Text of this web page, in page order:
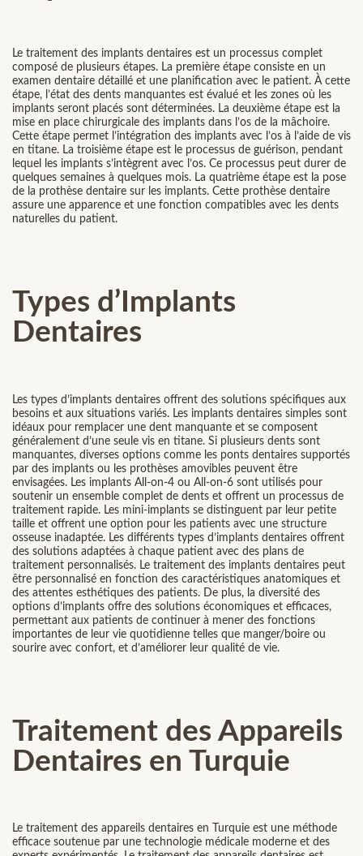
Le traitement des implants dentaires est un processus complet
composé de plusieurs étapes. La première étape consiste en un
examen dentaire détaillé et une planification avec le patient. À cette
étape, l’état des dents manquantes est évalué et les zones où les
implants seront placés sont déterminées. La deuxième étape est la
mise en place chirurgicale des implants dans l’os de la mâchoire.
Cette étape permet l’intégration des implants avec l’os à l’aide de vis
en titane. La troisième étape est le processus de guérison, pendant
lequel les implants s’intègrent avec l’os. Ce processus peut durer de
quelques semaines à quelques mois. La quatrième étape est la pose
de la prothèse dentaire sur les implants. Cette prothèse dentaire
assure une apparence et une fonction compatibles avec les dents
naturelles du patient.
Types d’Implants
Dentaires
Les types d’implants dentaires offrent des solutions spécifiques aux
besoins et aux situations variés. Les implants dentaires simples sont
idéaux pour remplacer une dent manquante et se composent
généralement d’une seule vis en titane. Si plusieurs dents sont
manquantes, diverses options comme les ponts dentaires supportés
par des implants ou les prothèses amovibles peuvent être
envisagées. Les implants All-on-4 ou All-on-6 sont utilisés pour
soutenir un ensemble complet de dents et offrent un processus de
traitement rapide. Les mini-implants se distinguent par leur petite
taille et offrent une option pour les patients avec une structure
osseuse inadaptée. Les différents types d’implants dentaires offrent
des solutions adaptées à chaque patient avec des plans de
traitement personnalisés. Le traitement des implants dentaires peut
être personnalisé en fonction des caractéristiques anatomiques et
des attentes esthétiques des patients. De plus, la diversité des
options d’implants offre des solutions économiques et efficaces,
permettant aux patients de continuer à mener des fonctions
importantes de leur vie quotidienne telles que manger/boire ou
sourire avec confort, et d’améliorer leur qualité de vie.
Traitement des Appareils
Dentaires en Turquie
Le traitement des appareils dentaires en Turquie est une méthode
efficace soutenue par une technologie médicale moderne et des